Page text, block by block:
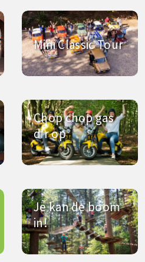
Mini Classic Tour
Chop chop gas
d’r op
Je kan de boom
in!